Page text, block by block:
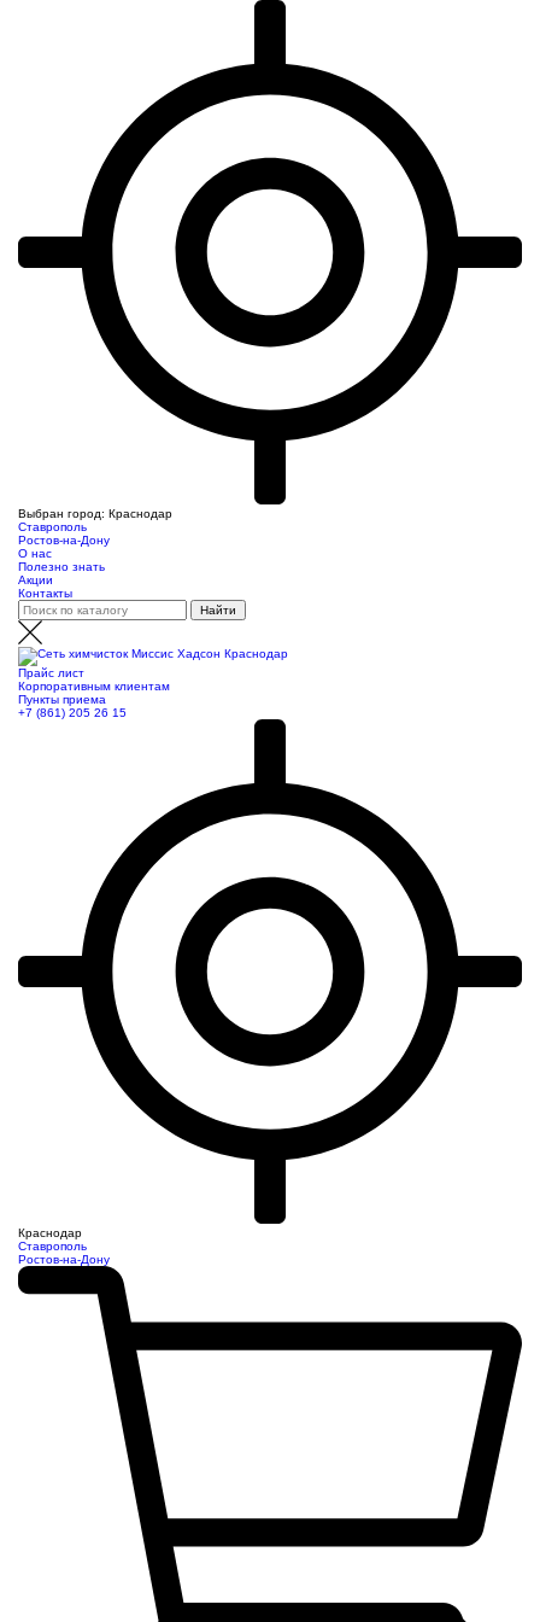
Выбран город: Краснодар
Ставрополь
Ростов-на-Дону
О нас
Полезно знать
Акции
Контакты
Прайс лист
Корпоративным клиентам
Пункты приема
+7 (861) 205 26 15
Краснодар
Ставрополь
Ростов-на-Дону